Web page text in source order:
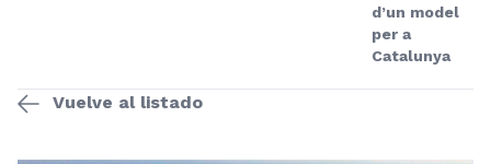
d’un model
per a
Catalunya
Vuelve al listado